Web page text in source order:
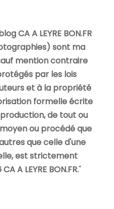
CA A LEYRE BON.FR
sont ma
mention contraire
par les lois
et à la propriété
formelle écrite
de tout ou
ou procédé que
que celle d'une
est strictement
A LEYRE BON.FR."